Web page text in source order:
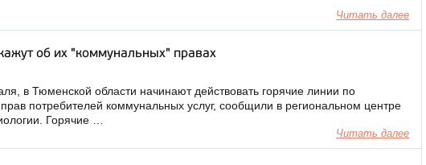
Читать далее
об их "коммунальных" правах
в Тюменской области начинают действовать горячие линии по
потребителей коммунальных услуг, сообщили в региональном центре
Горячие …
Читать далее